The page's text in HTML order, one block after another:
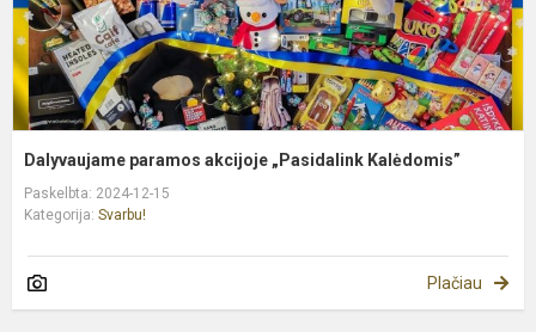
Dalyvaujame paramos akcijoje „Pasidalink Kalėdomis”
Paskelbta: 2024-12-15
Kategorija: Svarbu!
Plačiau